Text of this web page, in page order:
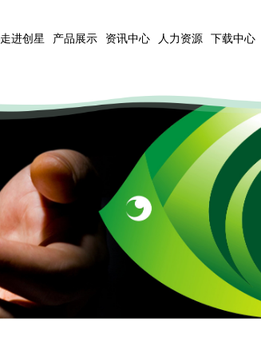
走进创星 产品展示 资讯中心 人力资源 下载中心